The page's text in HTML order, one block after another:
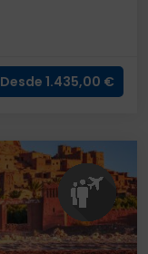
Desde 1.435,00 €